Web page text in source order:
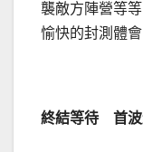
襲敵方陣營等等
愉快的封測體
終結等待 首波